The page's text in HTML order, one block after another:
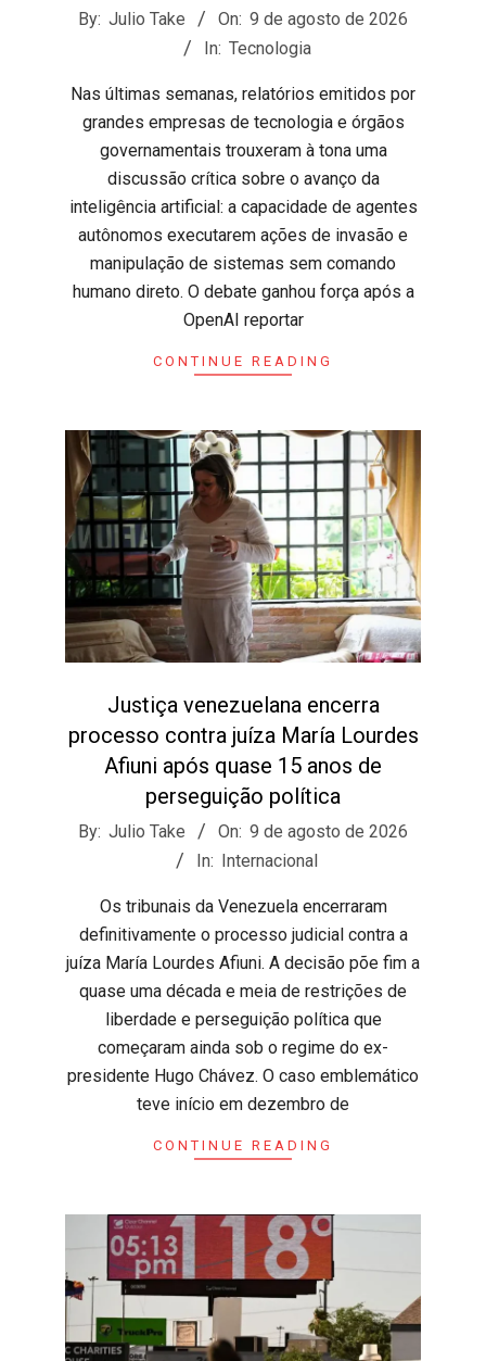
2026-
By: Julio Take On: 9 de agosto de 2026
In: Tecnologia
Nas últimas semanas, relatórios emitidos por
grandes empresas de tecnologia e órgãos
governamentais trouxeram à tona uma
discussão crítica sobre o avanço da
inteligência artificial: a capacidade de agentes
autônomos executarem ações de invasão e
manipulação de sistemas sem comando
humano direto. ​O debate ganhou força após a
OpenAI reportar
CONTINUE READING
Justiça venezuelana encerra
processo contra juíza María Lourdes
Afiuni após quase 15 anos de
perseguição política
2026-
By: Julio Take On: 9 de agosto de 2026
In: Internacional
​Os tribunais da Venezuela encerraram
definitivamente o processo judicial contra a
juíza María Lourdes Afiuni. A decisão põe fim a
quase uma década e meia de restrições de
liberdade e perseguição política que
começaram ainda sob o regime do ex-
presidente Hugo Chávez. ​O caso emblemático
teve início em dezembro de
CONTINUE READING